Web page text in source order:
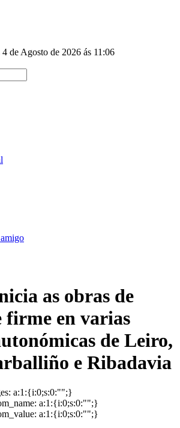
4 de Agosto de 2026 ás 11:06
as obras de
firme en varias
de Leiro,
e Ribadavia
a:1:{i:0;s:0:"";}
a:1:{i:0;s:0:"";}
a:1:{i:0;s:0:"";}